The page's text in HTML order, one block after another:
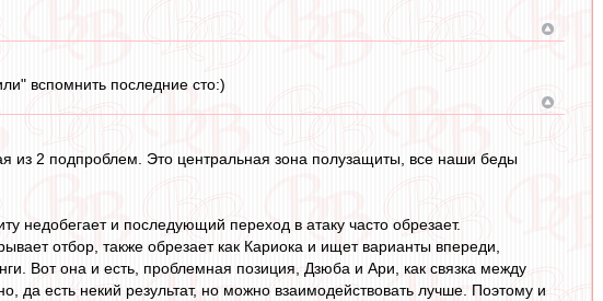
вспомнить последние сто:)
2 подпроблем. Это центральная зона полузащиты, все наши беды
недобегает и последующий переход в атаку часто обрезает.
отбор, также обрезает как Кариока и ищет варианты впереди,
Вот она и есть, проблемная позиция, Дзюба и Ари, как связка между
да есть некий результат, но можно взаимодействовать лучше. Поэтому и